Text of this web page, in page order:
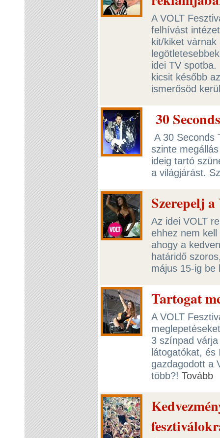
A VOLT
felhívást
kit/kiket várnak
idei TV
kicsit később
ismerősöd
30
A 30 Seconds
szinte
ideig tartó
a világjárást.
Szerepelj
Az idei VOLT
ehhez nem
ahogy a
határidő
május 15-ig
Tartogat
A VOLT
3 színpad
látogatókat, és
gazdagodott a
több?! Tovább